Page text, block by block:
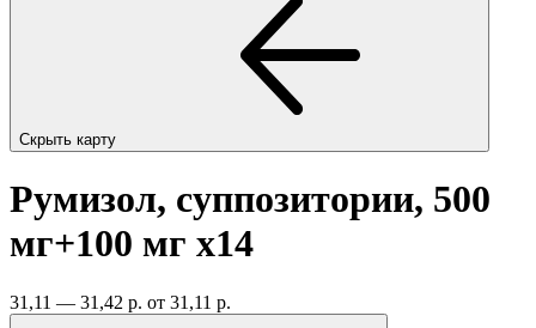
Скрыть карту
Румизол, суппозитории, 500
мг+100 мг x14
31,11 — 31,42 р. от 31,11 р.